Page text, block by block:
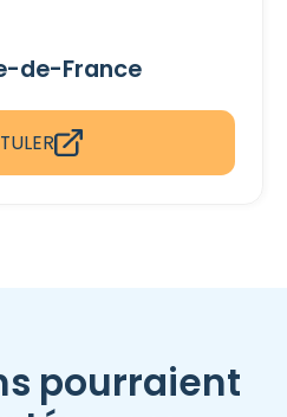
de-France
pourraient